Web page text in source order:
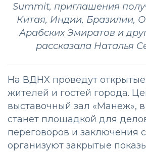
Summit, приглашения
Китая, Индии, Бразилии,
Арабских Эмиратов и
рассказала Наталья
На ВДНХ проведут
жителей и гостей города.
выставочный зал «Манеж»,
станет площадкой для
переговоров и заключения
организуют закрытые